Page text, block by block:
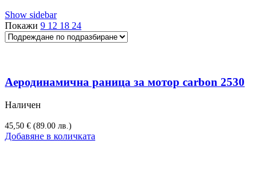
Show sidebar
Покажи 9 12 18 24
Аеродинамична раница за мотор carbon 2530
Наличен
45,50 € (89.00 лв.)
Добавяне в количката